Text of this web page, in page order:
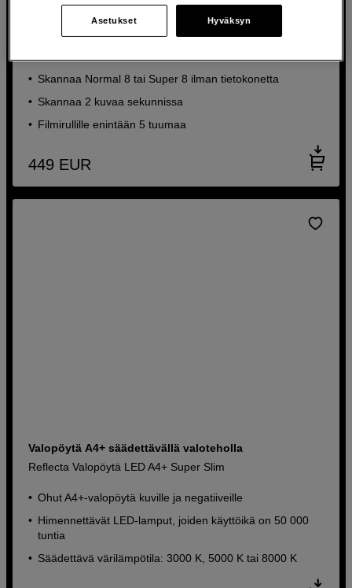
Tallenna Super 8 -filmisi digitaaliseen muotoon
Skannaa Normal 8 tai Super 8 ilman tietokonetta
Skannaa 2 kuvaa sekunnissa
Filmirullille enintään 5 tuumaa
449 EUR
Valopöytä A4+ säädettävällä valoteholla
Reflecta Valopöytä LED A4+ Super Slim
Ohut A4+-valopöytä kuville ja negatiiveille
Himennettävät LED-lamput, joiden käyttöikä on 50 000
tuntia
Säädettävä värilämpötila: 3000 K, 5000 K tai 8000 K
Asetukset Hyväksyn